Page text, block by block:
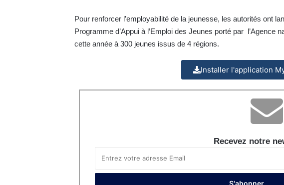
Pour renforcer l’employabilité de la jeunesse, les autorités ont
Programme d’Appui à l’Emploi des Jeunes porté par l’Agence
cette année à 300 jeunes issus de 4 régions.
Installer l'application
Recevez notre